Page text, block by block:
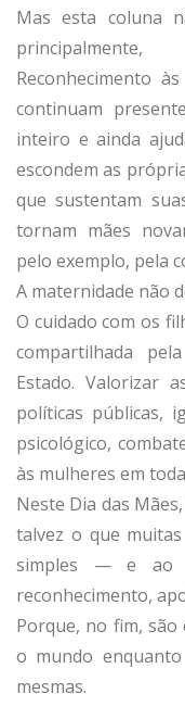
Mas esta coluna
Reconhecimento
continuam
inteiro e ainda
escondem as
que sustentam
tornam mães
pelo exemplo, pela
A maternidade não
O cuidado com os
compartilhada
Estado. Valorizar
políticas públicas,
psicológico,
às mulheres em
Neste Dia das
talvez o que
simples — e ao
reconhecimento,
Porque, no fim,
o mundo
mesmas.